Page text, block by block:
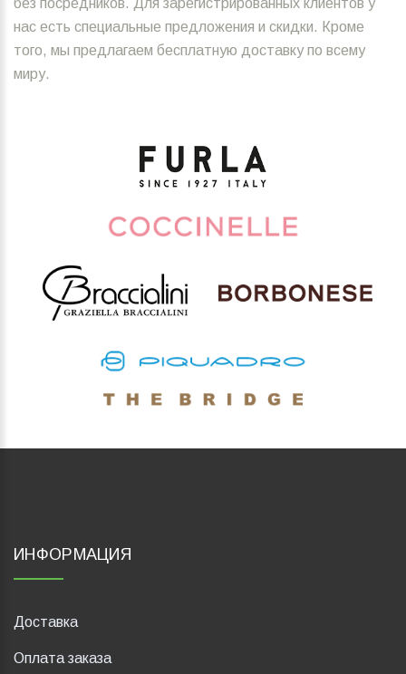
без посредников. Для зарегистрированных клиентов у
нас есть специальные предложения и скидки. Кроме
того, мы предлагаем бесплатную доставку по всему
миру.
ИНФОРМАЦИЯ
Доставка
Оплата заказа